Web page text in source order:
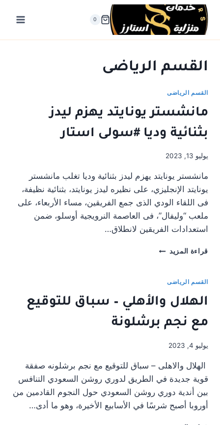
التجاوز
المحتوى
0
القسم الرياضى
القسم الرياضى
مانشستر يونايتد يهزم ليدز
بثنائية وديا #سولى استار
يوليو 13, 2023
مانشستر يونايتد يهزم ليدز بثنائية وديا تغلب مانشستر
يونايتد الإنجليزي، على نظيره ليدز يونايتد، بثنائية نظيفة،
فى اللقاء الودي الذى جمع الفريقين، مساء الأربعاء، على
ملعب “وليفال”، فى العاصمة النرويجية أوسلو، ضمن
استعدادات الفريقين لانطلاق…
قراءة المزيد مانشستر
وديا
استار
القسم الرياضى
الهلال والأهلي – سباق للتوقيع
مع نجم برشلونة
يوليو 4, 2023
الهلال والاهلى – سباق للتوقيع مع نجم برشلونه صفقة
قوية جديدة في الطريق لدوري روشن السعودي التنافس
بين أندية دوري روشن السعودي حول النجوم القادمين من
أوروبا أصبح شرسًا في الأسابيع الأخيرة، وهو ما أدى…